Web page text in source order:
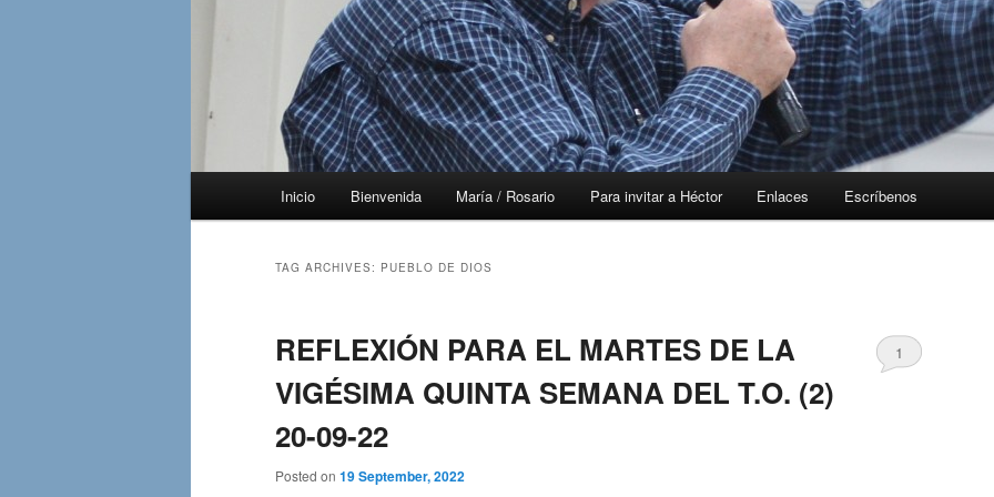
Inicio Bienvenida María / Rosario Para invitar a Héctor Enlaces Escríbenos
TAG ARCHIVES: PUEBLO DE DIOS
REFLEXIÓN PARA EL MARTES DE LA
VIGÉSIMA QUINTA SEMANA DEL T.O. (2)
20-09-22
Posted on 19 September, 2022
1